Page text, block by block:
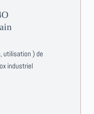
utilisation ) de
industriel